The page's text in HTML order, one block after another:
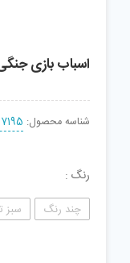
اسباب بازی جنگی
شناسه محصول:
رنگ
چند رنگ سبز